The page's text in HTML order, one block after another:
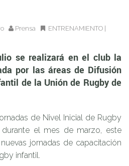
Prensa ENTRENAMIENTO|
se realizará en el club la
por las áreas de Difusión
de la Unión de Rugby de
de Nivel Inicial de Rugby
el mes de marzo, este
jornadas de capacitación
infantil.